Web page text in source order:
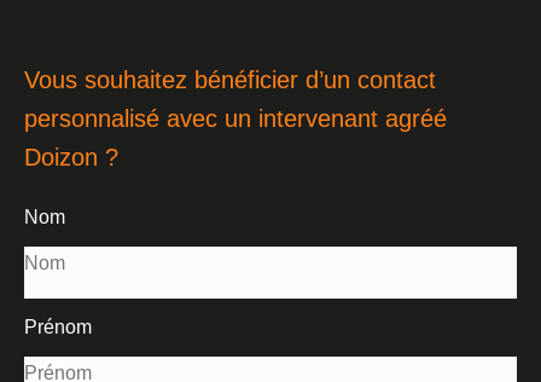
Vous souhaitez bénéficier d’un contact
personnalisé avec un intervenant agréé
Doizon ?
Nom
Prénom